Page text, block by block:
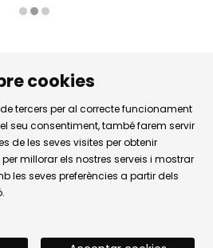
a dijous de 9.30h a 17.30h i
| Ús de Cookies
|
cookies
tercers per al correcte funcionament
seu consentiment, també farem servir
de les seves visites per obtenir
millorar els nostres serveis i mostrar
les seves preferències a partir dels